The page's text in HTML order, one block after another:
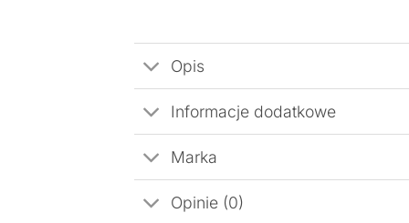
Opis
Informacje dodatkowe
Marka
Opinie (0)